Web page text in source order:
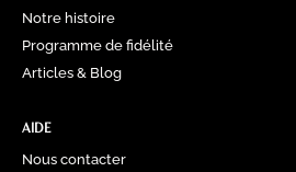
Notre histoire
Programme de fidélité
Articles & Blog
AIDE
Nous contacter